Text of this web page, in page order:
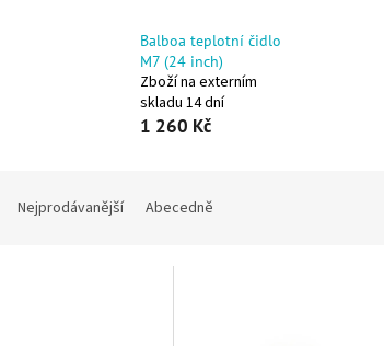
Balboa teplotní čidlo
M7 (24 inch)
Zboží na externím
skladu 14 dní
1 260 Kč
Nejprodávanější Abecedně